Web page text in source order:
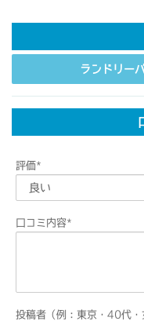
ランドリー
評価*
口コミ内容*
投稿者（例：東京・40代・